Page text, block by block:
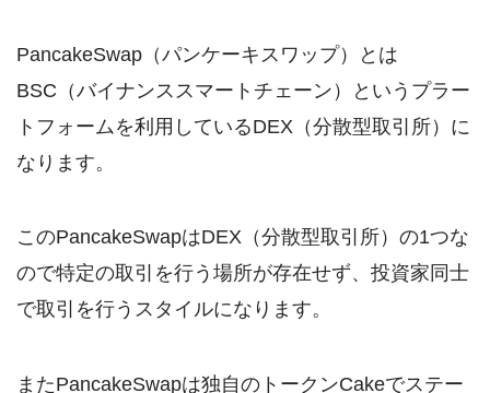
PancakeSwap（パンケーキスワップ）とは
BSC（バイナンススマートチェーン）というプラー
トフォームを利用しているDEX（分散型取引所）に
なります。
このPancakeSwapはDEX（分散型取引所）の1つな
ので特定の取引を行う場所が存在せず、投資家同士
で取引を行うスタイルになります。
またPancakeSwapは独自のトークンCakeでステー